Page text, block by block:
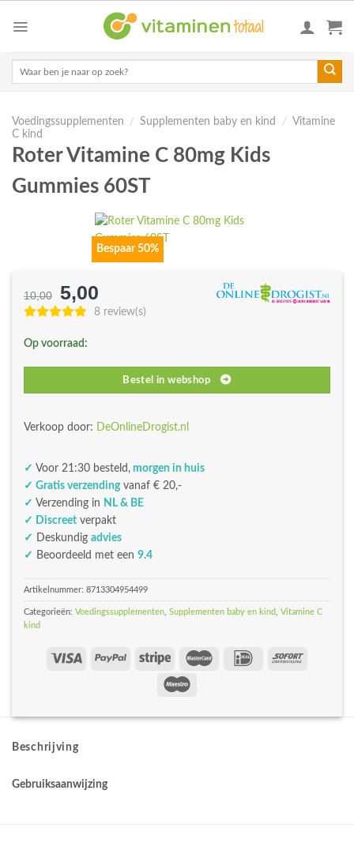
Voedingssupplementen / Supplementen baby en kind /
Vitamine
C kind
Roter Vitamine C 80mg Kids
Gummies 60ST
Bespaar 50%
10,00
Oorspronkelijke
prijs
€10,00.
5,00
prijs
8 review(s)
Op voorraad:
Bestel in webshop
Verkoop door: DeOnlineDrogist.nl
✓ Voor 21:30 besteld, morgen in huis
✓ Gratis verzendingvanaf € 20,-
✓ Verzending in NL & BE
✓ Discreet verpakt
✓
Deskundig advies
✓ Beoordeeld met een 9.4
Artikelnummer: 8713304954499
Categorieën: Voedingssupplementen Supplementen baby en kind
Vitamine C
kind
Beschrijving
Gebruiksaanwijzing